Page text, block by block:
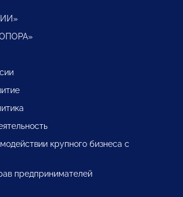
крупного бизнеса с
предпринимателей